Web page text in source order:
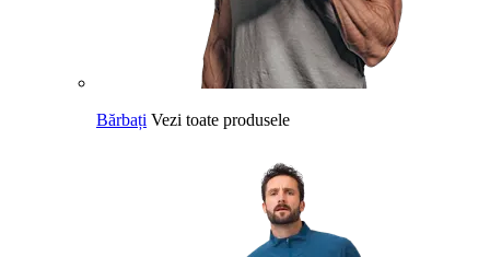
Bărbați Vezi toate produsele